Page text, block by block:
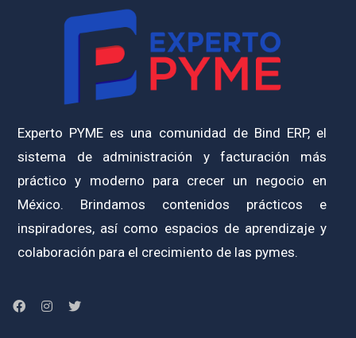
Experto PYME es una comunidad de Bind ERP, el
sistema de administración y facturación más
práctico y moderno para crecer un negocio en
México. Brindamos contenidos prácticos e
inspiradores, así como espacios de aprendizaje y
colaboración para el crecimiento de las pymes.